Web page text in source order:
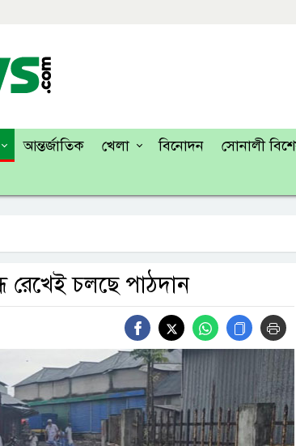
আন্তর্জাতিক খেলা বিনোদন সোনালী
রেখেই চলছে পাঠদান